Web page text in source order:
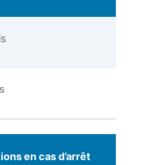
en cas d’arrêt